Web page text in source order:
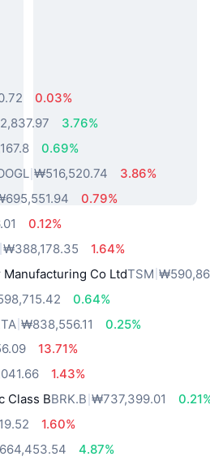
0.03%
3.76%
0.69%
₩516,520.74
3.86%
0.79%
0.12%
₩388,178.35
1.64%
Co LtdTSM
0.64%
₩838,556.11
0.25%
13.71%
1.43%
Class BBRK.B ₩737,399.01
1.60%
4.87%